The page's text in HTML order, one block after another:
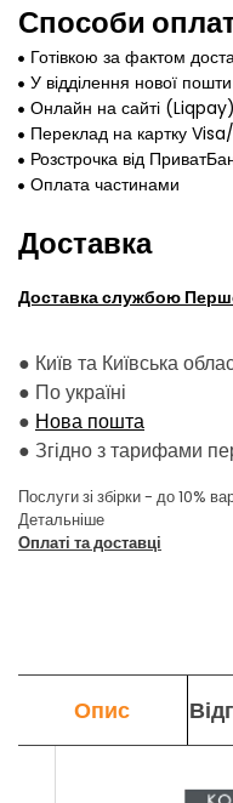
Способи
Готівкою за фактом
У відділення нової пошти
Онлайн на сайті (Liqpay)
Переклад на картку
Розстрочка від
Оплата частинами
Доставка
Доставка службою
● Київ та Київська
● По україні
● Нова пошта
● Згідно з тарифами
Послуги зі збірки - до 10%
Детальніше
Оплаті та доставці
Опис